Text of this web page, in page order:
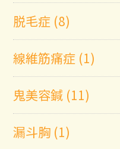
脱毛症 (8)
線維筋痛症 (1)
鬼美容鍼 (11)
漏斗胸 (1)